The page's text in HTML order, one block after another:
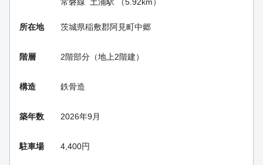
常磐線 土浦駅 （5.92km）
所在地 茨城県稲敷郡阿見町中郷
階層 2階部分（地上2階建）
構造 鉄骨造
築年数 2026年9月
駐車場 4,400円